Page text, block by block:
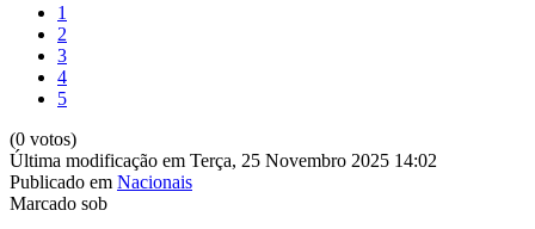
1
2
3
4
5
(0 votos)
Última modificação em Terça, 25 Novembro 2025 14:02
Publicado em Nacionais
Marcado sob